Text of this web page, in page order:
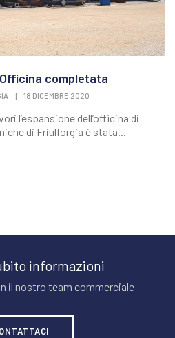
completata
| 18 DICEMBRE 2020
l’espansione dell’officina di
di Friulforgia è stata...
informazioni
il nostro team commerciale